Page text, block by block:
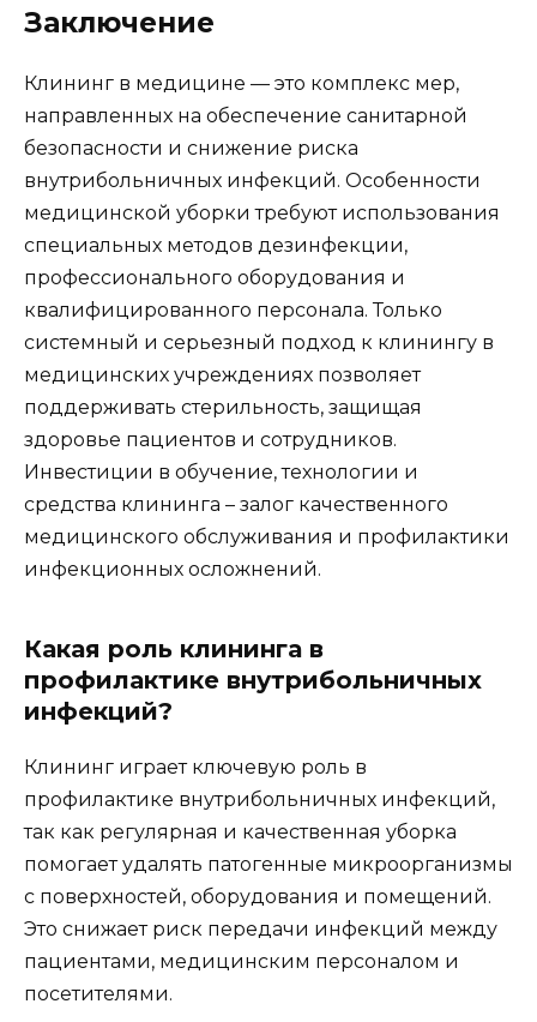
Заключение
Клининг в медицине — это комплекс мер,
направленных на обеспечение санитарной
безопасности и снижение риска
внутрибольничных инфекций. Особенности
медицинской уборки требуют использования
специальных методов дезинфекции,
профессионального оборудования и
квалифицированного персонала. Только
системный и серьезный подход к клинингу в
медицинских учреждениях позволяет
поддерживать стерильность, защищая
здоровье пациентов и сотрудников.
Инвестиции в обучение, технологии и
средства клининга – залог качественного
медицинского обслуживания и профилактики
инфекционных осложнений.
Какая роль клининга в
профилактике внутрибольничных
инфекций?
Клининг играет ключевую роль в
профилактике внутрибольничных инфекций,
так как регулярная и качественная уборка
помогает удалять патогенные микроорганизмы
с поверхностей, оборудования и помещений.
Это снижает риск передачи инфекций между
пациентами, медицинским персоналом и
посетителями.